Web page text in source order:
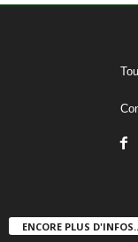
ENCORE PLUS